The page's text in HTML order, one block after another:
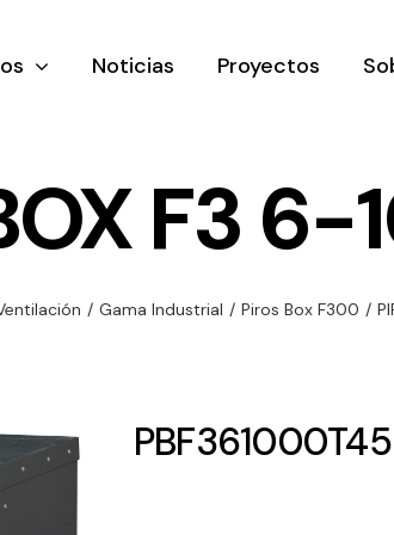
y
de
y
Ventilación
ventilación
Noticias Proyectos
F3
/ Gama Industrial / Piros Box F300 /